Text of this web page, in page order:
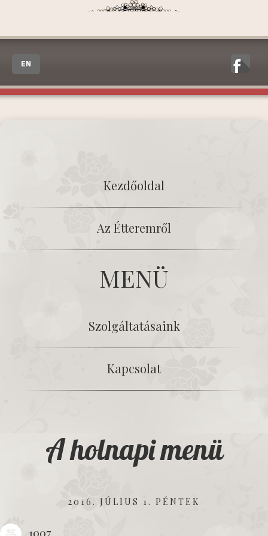
EN
Kezdőoldal
Az Étteremről
MENÜ
Szolgáltatásaink
Kapcsolat
A holnapi menü
2016. JÚLIUS 1. PÉNTEK
1007